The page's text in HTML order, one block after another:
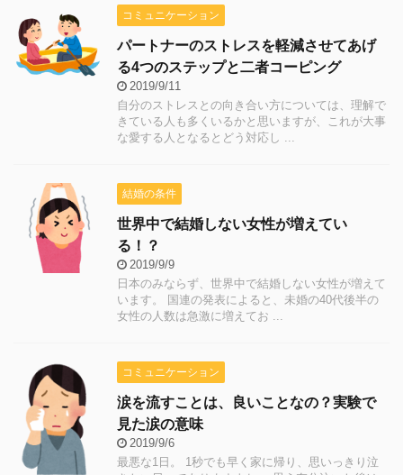
コミュニケーション
パートナーのストレスを軽減させてあげ
る4つのステップと二者コーピング
2019/9/11
自分のストレスとの向き合い方については、理解で
きている人も多くいるかと思いますが、これが大事
な愛する人となるとどう対応し ...
結婚の条件
世界中で結婚しない女性が増えてい
る！？
2019/9/9
日本のみならず、世界中で結婚しない女性が増えて
います。 国連の発表によると、未婚の40代後半の
女性の人数は急激に増えてお ...
コミュニケーション
涙を流すことは、良いことなの？実験で
見た涙の意味
2019/9/6
最悪な1日。 1秒でも早く家に帰り、思いっきり泣